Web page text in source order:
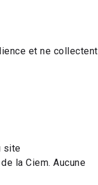
et ne collectent
site
la Ciem. Aucune